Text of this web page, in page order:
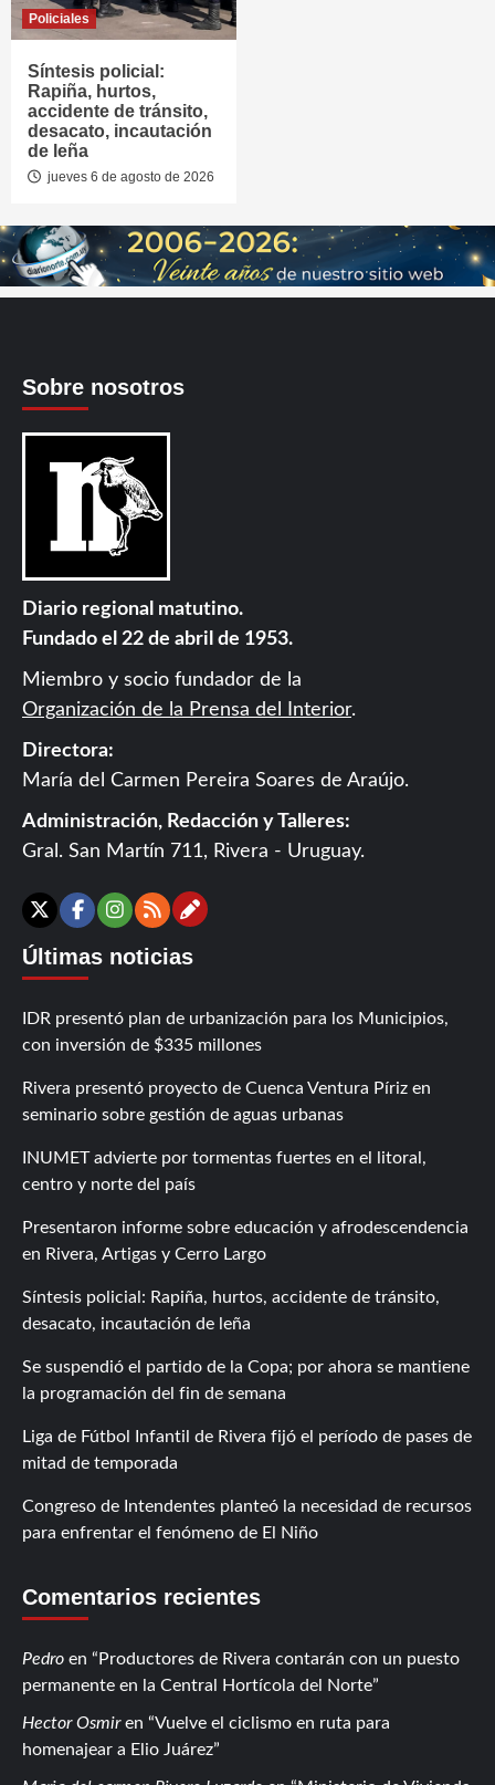
Policiales
Síntesis policial:
Rapiña, hurtos,
accidente de tránsito,
desacato, incautación
de leña
jueves 6 de agosto de 2026
Sobre nosotros
Diario regional matutino.
Fundado el 22 de abril de 1953.
Miembro y socio fundador de la
Organización de la Prensa del Interior.
Directora:
María del Carmen Pereira Soares de Araújo.
Administración, Redacción y Talleres:
Gral. San Martín 711, Rivera - Uruguay.
X Facebook
Instagram
RSSContáctanos
Últimas noticias
IDR presentó plan de urbanización para los Municipios,
con inversión de $335 millones
Rivera presentó proyecto de Cuenca Ventura Píriz en
seminario sobre gestión de aguas urbanas
INUMET advierte por tormentas fuertes en el litoral,
centro y norte del país
Presentaron informe sobre educación y afrodescendencia
en Rivera, Artigas y Cerro Largo
Síntesis policial: Rapiña, hurtos, accidente de tránsito,
desacato, incautación de leña
Se suspendió el partido de la Copa; por ahora se mantiene
la programación del fin de semana
Liga de Fútbol Infantil de Rivera fijó el período de pases de
mitad de temporada
Congreso de Intendentes planteó la necesidad de recursos
para enfrentar el fenómeno de El Niño
Comentarios recientes
Pedro en
Productores de Rivera contarán con un puesto
permanente en la Central Hortícola del Norte
Hector Osmiren
Vuelve el ciclismo en ruta para
homenajear a Elio Juárez